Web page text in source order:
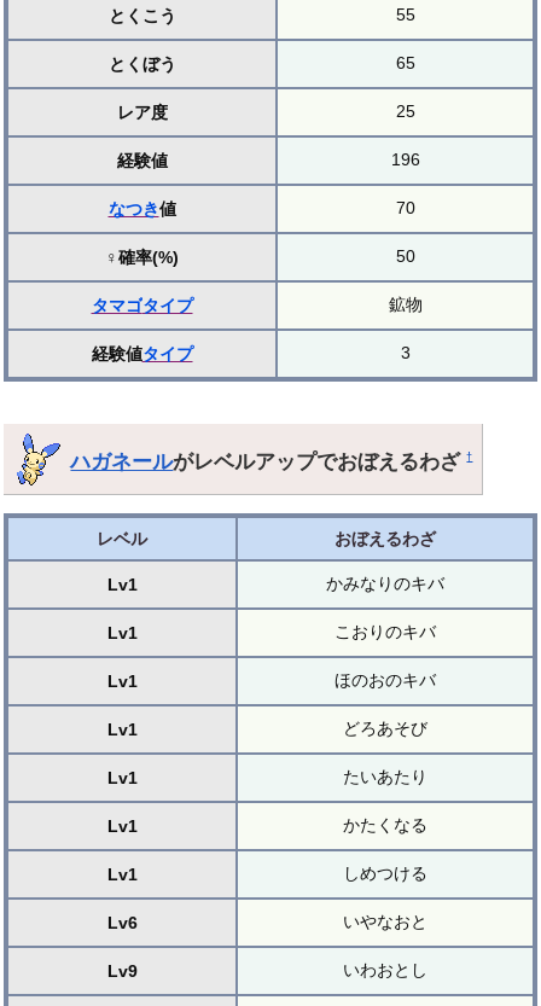
とくこう 55
とくぼう 65
レア度 25
経験値 196
なつき値 70
♀確率(%) 50
タマゴタイプ 鉱物
経験値タイプ 3
ハガネールがレベルアップでおぼえるわざ†
レベル おぼえるわざ
Lv1 かみなりのキバ
Lv1 こおりのキバ
Lv1 ほのおのキバ
Lv1 どろあそび
Lv1 たいあたり
Lv1 かたくなる
Lv1 しめつける
Lv6 いやなおと
Lv9 いわおとし